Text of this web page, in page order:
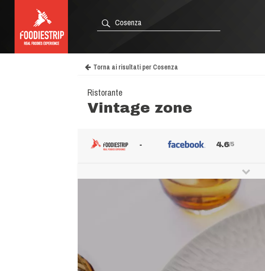
Torna ai risultati per Cosenza
Ristorante
Vintage zone
- 4.6/5